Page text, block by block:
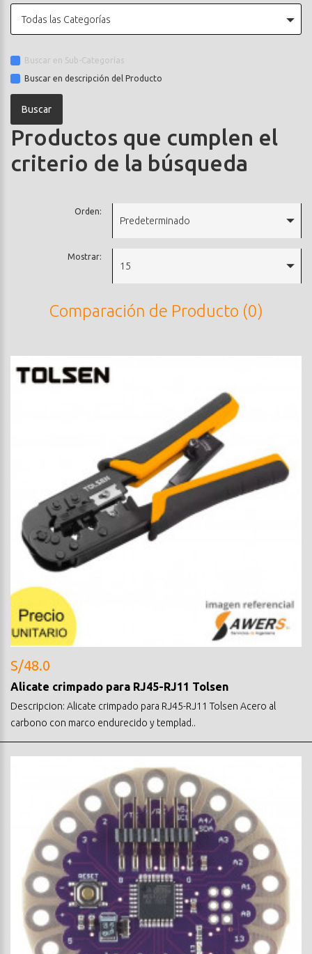
Todas las Categorías
Buscar en Sub-Categorías
Buscar en descripción del Producto
Productos que cumplen el
criterio de la búsqueda
Orden:
Predeterminado
Mostrar:
15
Comparación de Producto (0)
S/48.0
Alicate crimpado para RJ45-RJ11 Tolsen
Descripcion: Alicate crimpado para RJ45-RJ11 Tolsen Acero al
carbono con marco endurecido y templad..